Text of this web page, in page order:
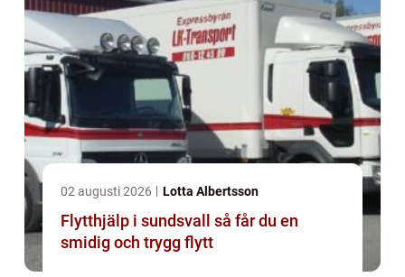
02 augusti 2026 Lotta Albertsson
Flytthjälp i sundsvall så får du en
smidig och trygg flytt